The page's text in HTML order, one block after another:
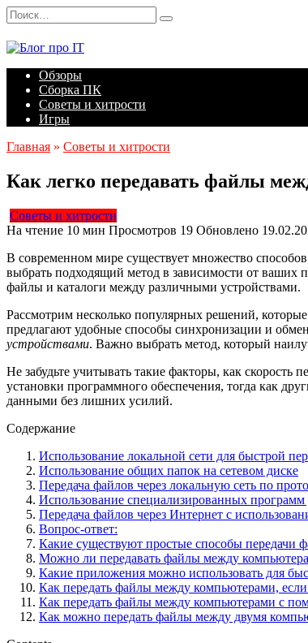
Перейти
к
содержанию
Search
for:
Обзоры
Сборка ПК
Советы и хитрости
Игры
Главная » Советы и хитрости
Как легко передавать файлы
Советы и хитрости
На чтение 10 мин Просмотров 19 Обновлено
В современном мире существует множество
выбрать подходящий метод в зависимости от ваших
файлы и каталоги между различными устройствами.
Рассмотрим несколько популярных решений,
предлагают удобные способы синхронизации и
устройствами. Важно выбрать метод, который
Не забудьте учитывать такие факторы, как
установки программного обеспечения, тогда как
данными без лишних усилий.
Содержание
Использование локальной сети для быстрой
Использование общих папок на сетевом диске
Передача файлов через локальную сеть по
Использование специализированных
Передача файлов через Интернет с
Вопрос-ответ:
Какие существуют простые способы передачи
Можно ли передавать файлы между
Какие приложения можно использовать для
Как передать файлы между компьютерами,
Как передать файлы между компьютерами с
Как можно передать файлы между двумя